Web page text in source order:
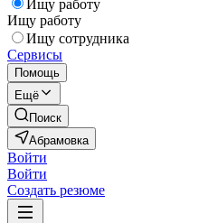
Ищу работу
Ищу работу
Ищу сотрудника
Сервисы
Помощь
Ещё
Поиск
Абрамовка
Войти
Войти
Создать резюме